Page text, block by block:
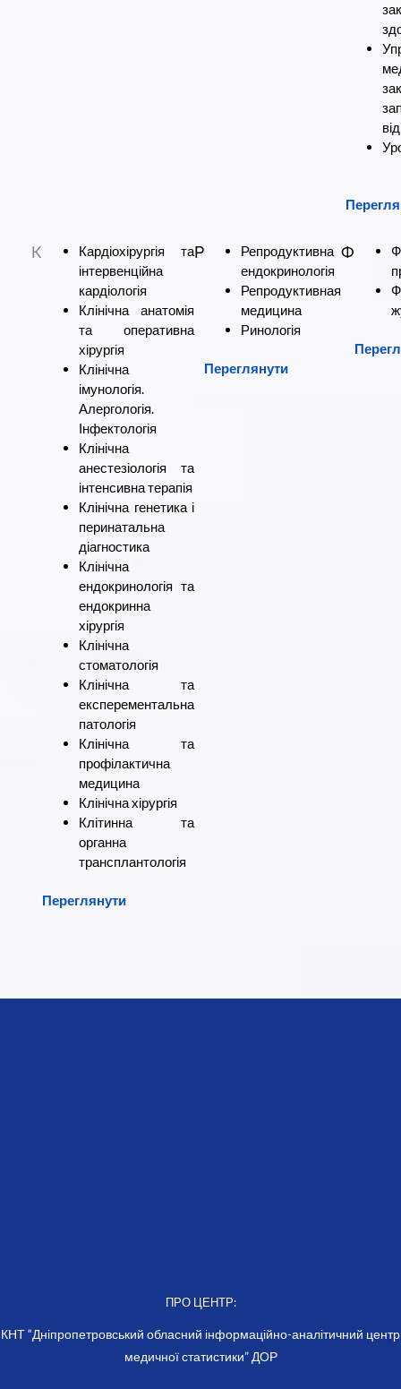
К
Кардіохірургія та
інтервенційна
кардіологія
Клінічна анатомія
та оперативна
хірургія
Клінічна
імунологія.
Алергологія.
Інфектологія
Клінічна
анестезіологія та
інтенсивна терапія
Клінічна генетика і
перинатальна
діагностика
Клінічна
ендокринологія та
ендокринна
хірургія
Клінічна
стоматологія
Клінічна та
експерементальна
патологія
Клінічна та
профілактична
медицина
Клінічна хірургія
Клітинна та
органна
трансплантологія
Переглянути
Р
Репродуктивна
ендокринологія
Репродуктивная
медицина
Ринологія
Переглянути
Ф
ПРО ЦЕНТР:
КНТ “Дніпропетровський обласний інформаційно-аналітичний центр
медичної статистики” ДОР